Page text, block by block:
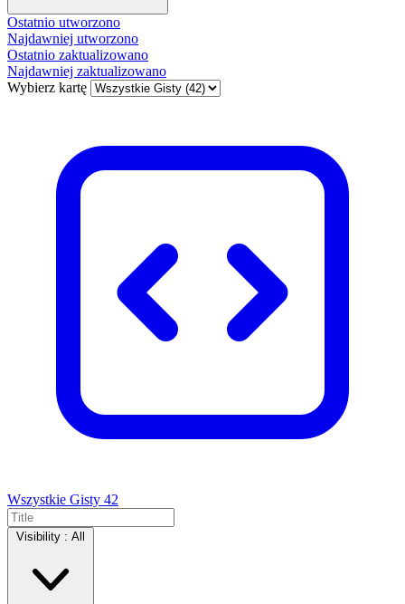
Ostatnio utworzono
Najdawniej utworzono
Ostatnio zaktualizowano
Najdawniej zaktualizowano
Wybierz kartę
Wszystkie Gisty 42
Visibility : All